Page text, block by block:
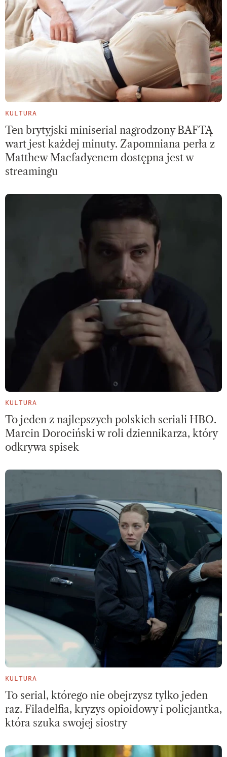
KULTURA
Ten brytyjski miniserial nagrodzony BAFTĄ
wart jest każdej minuty. Zapomniana perła z
Matthew Macfadyenem dostępna jest w
streamingu
KULTURA
To jeden z najlepszych polskich seriali HBO.
Marcin Dorociński w roli dziennikarza, który
odkrywa spisek
KULTURA
To serial, którego nie obejrzysz tylko jeden
raz. Filadelfia, kryzys opioidowy i policjantka,
która szuka swojej siostry